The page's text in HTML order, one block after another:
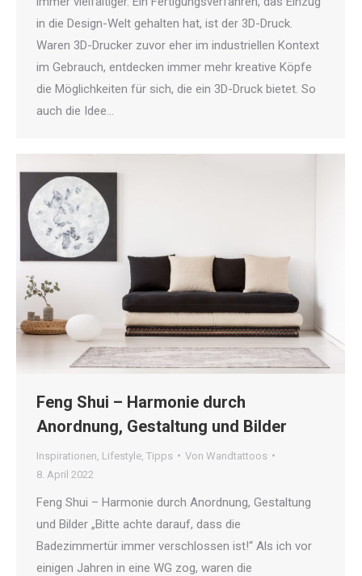
in die Design-Welt gehalten hat, ist der 3D-Druck.
Waren 3D-Drucker zuvor eher im industriellen Kontext
im Gebrauch, entdecken immer mehr kreative Köpfe
die Möglichkeiten für sich, die ein 3D-Druck bietet. So
auch die Idee…
Feng Shui – Harmonie durch
Anordnung, Gestaltung und Bilder
Inspirationen Lifestyle Tipps Von Wandtattoos
8. April 2022
Feng Shui – Harmonie durch Anordnung, Gestaltung
und Bilder „Bitte achte darauf, dass die
Badezimmertür immer verschlossen ist!“ Als ich vor
einigen Jahren in eine WG zog, waren die